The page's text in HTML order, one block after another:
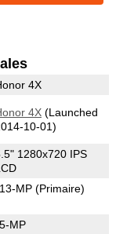
4X
4X(Launched
10-01)
1280x720 IPS
13-MP (Primaire)
5-MP